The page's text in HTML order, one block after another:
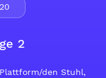
2
den Stuhl,